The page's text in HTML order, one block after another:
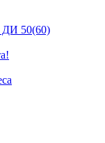
ДИ 50(60)